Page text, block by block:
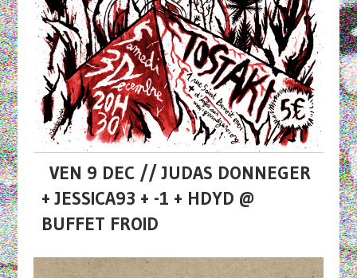
VEN 9 DEC // JUDAS DONNEGER
+ JESSICA93 + -1 + HDYD @
BUFFET FROID